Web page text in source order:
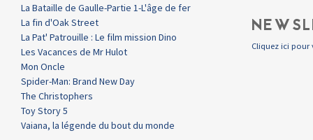
La Bataille de Gaulle-Partie 1-L'âge de fer
La fin d'Oak Street
La Pat' Patrouille : Le film mission Dino
Les Vacances de Mr Hulot
Mon Oncle
Spider-Man: Brand New Day
The Christophers
Toy Story 5
Vaiana, la légende du bout du monde
Cliquez ici pour